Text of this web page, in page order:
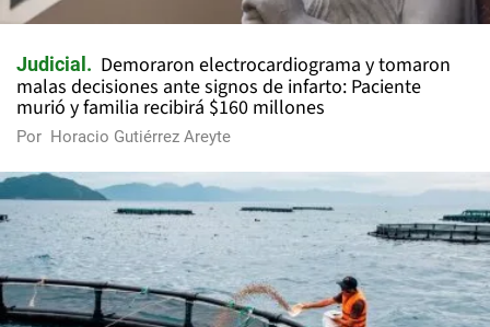
Judicial
Demoraron electrocardiograma y tomaron
malas decisiones ante signos de infarto: Paciente
murió y familia recibirá $160 millones
Por Horacio Gutiérrez Areyte